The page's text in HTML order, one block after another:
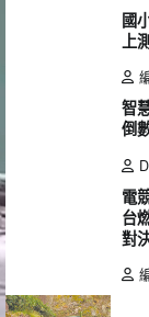
國
上
智
倒
電
台
對